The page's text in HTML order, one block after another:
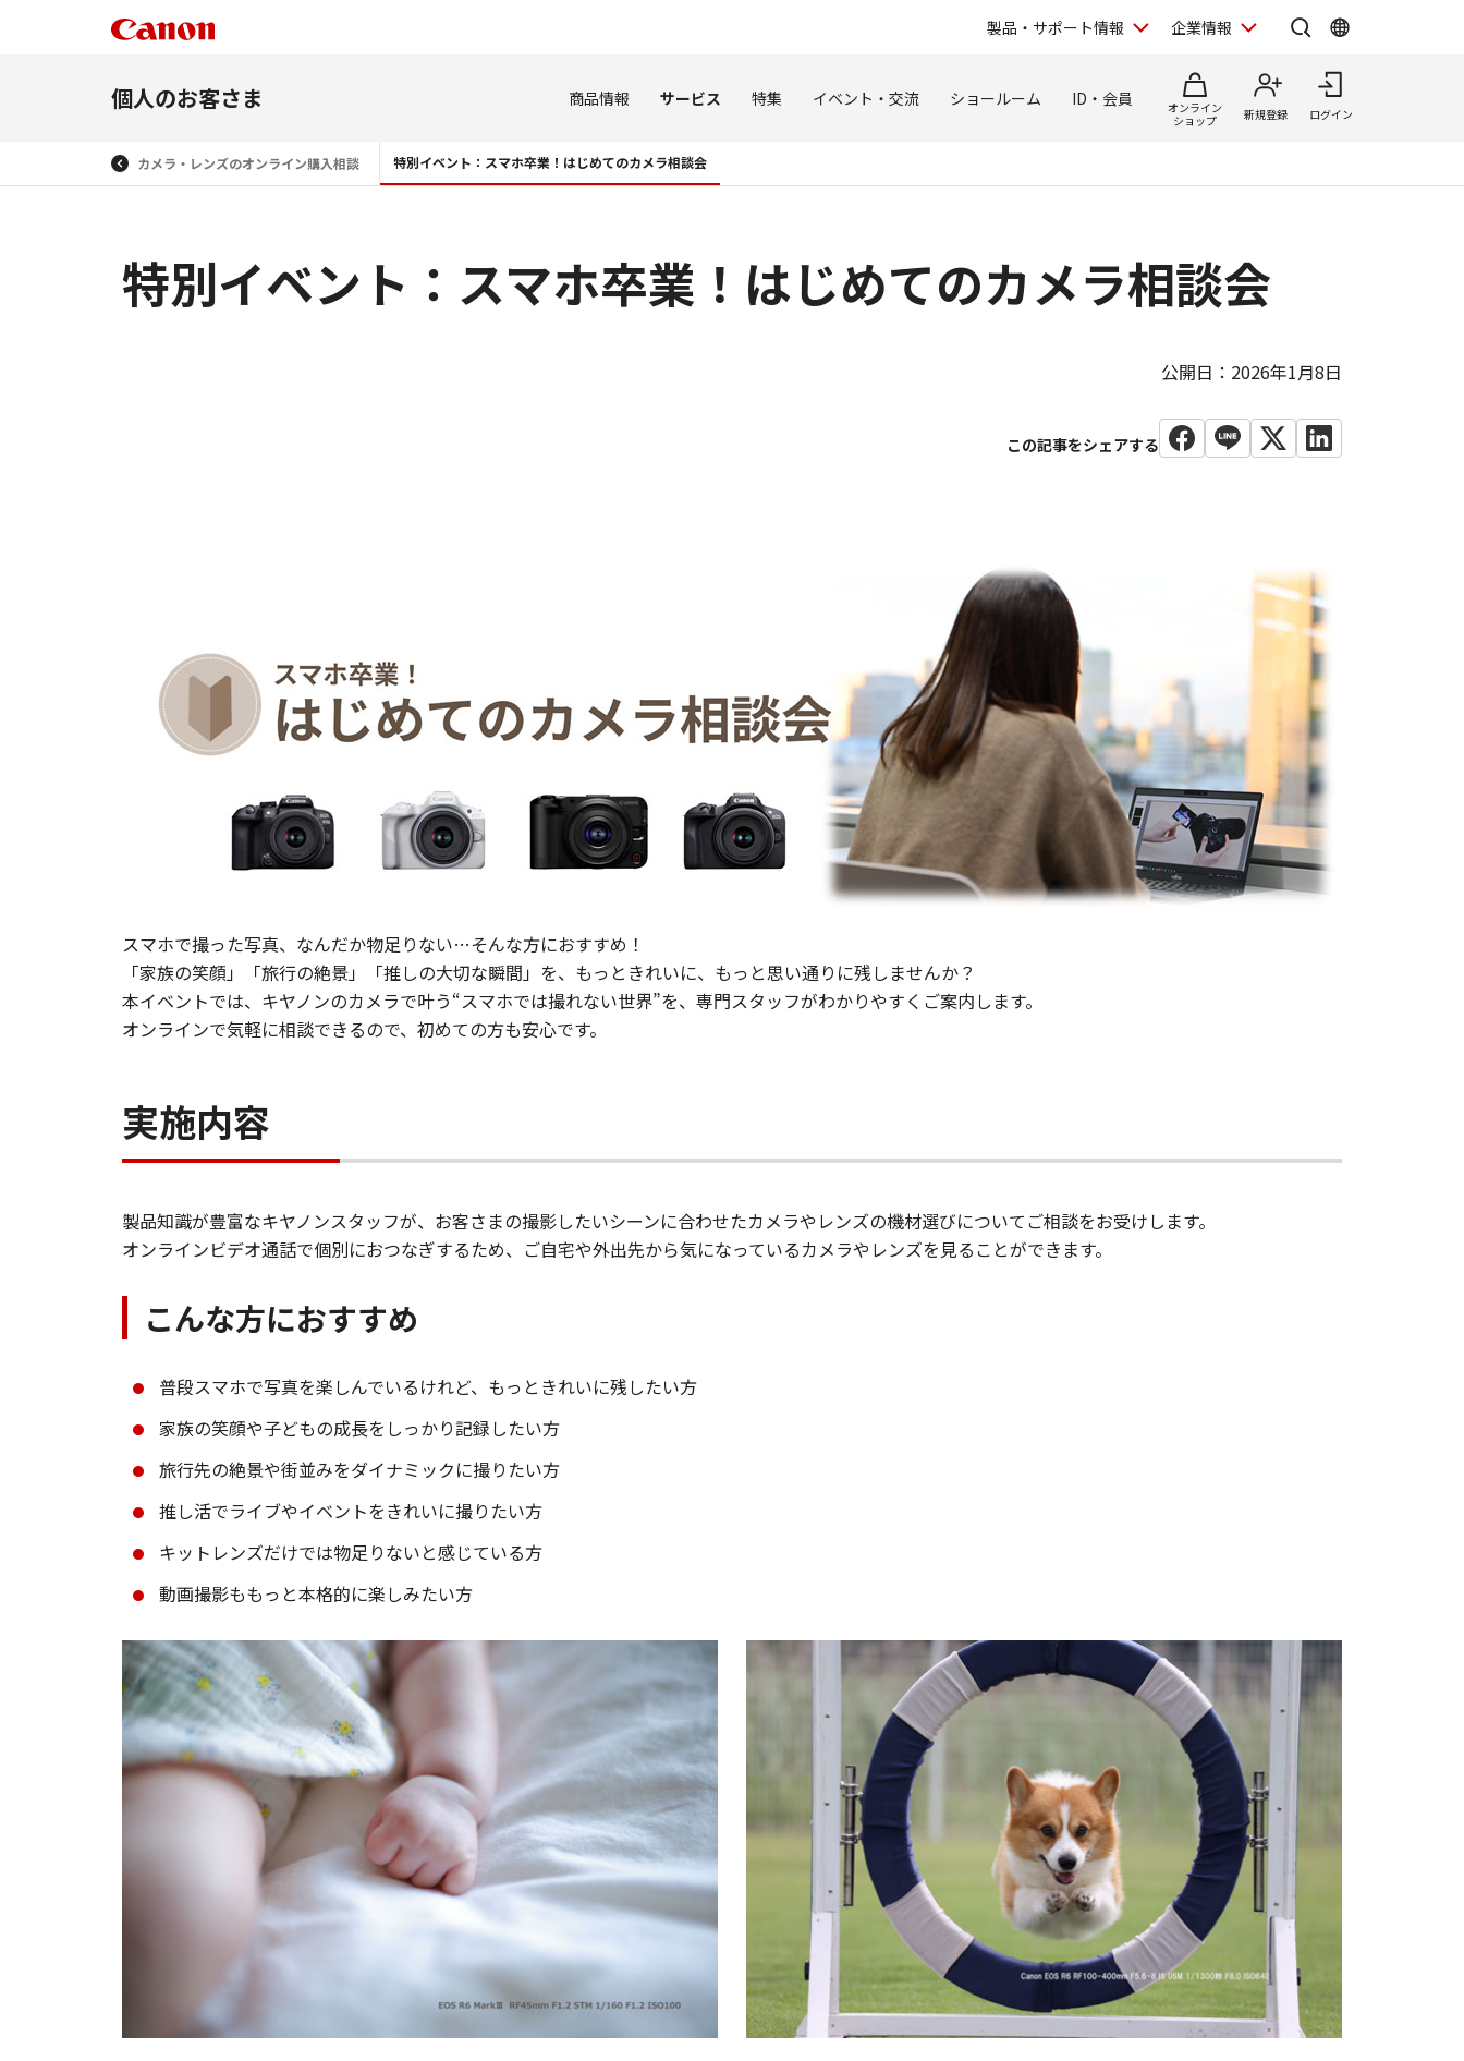
製品・サポート情報 企業情報
個人のお客さま 商品情報 サービス 特集 イベント・交流 ショールーム ID・会員
オンライン
ショップ
新規登録 ログイン
カメラ・レンズのオンライン購入相談 特別イベント：スマホ卒業！はじめてのカメラ相談会
特別イベント：スマホ卒業！はじめてのカメラ相談会
公開日：2026年1月8日
スマホで撮った写真、なんだか物足りない…そんな方におすすめ！
​「家族の笑顔」「旅行の絶景」「推しの大切な瞬間」を、もっときれいに、もっと思い通りに残しませんか？
​本イベントでは、キヤノンのカメラで叶う“スマホでは撮れない世界”を、専門スタッフがわかりやすくご案内します。
​オンラインで気軽に相談できるので、初めての方も安心です。
実施内容
製品知識が豊富なキヤノンスタッフが、お客さまの撮影したいシーンに合わせたカメラやレンズの機材選びについてご相談をお受けします。
​オンラインビデオ通話で個別におつなぎするため、ご自宅や外出先から気になっているカメラやレンズを見ることができます。
こんな方におすすめ
普段スマホで写真を楽しんでいるけれど、もっときれいに残したい方
家族の笑顔や子どもの成長をしっかり記録したい方
旅行先の絶景や街並みをダイナミックに撮りたい方
推し活でライブやイベントをきれいに撮りたい方
キットレンズだけでは物足りないと感じている方
動画撮影ももっと本格的に楽しみたい方